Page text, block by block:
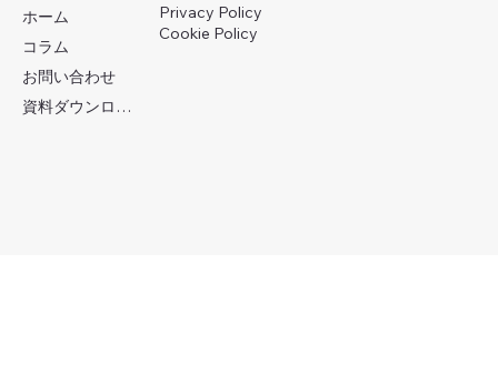
ホーム
コラム
お問い合わせ
資料ダウンロード
Privacy Policy
Cookie Policy